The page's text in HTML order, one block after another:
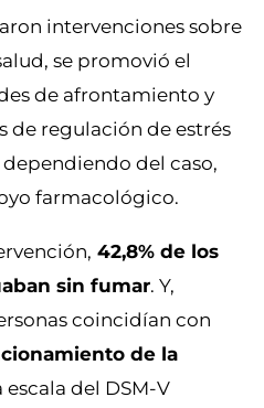
intervenciones sobre
se promovió el
de afrontamiento y
de regulación de estrés
del caso,
farmacológico.
42,8% de los
sin fumar. Y,
coincidían con
de la
escala del DSM-V